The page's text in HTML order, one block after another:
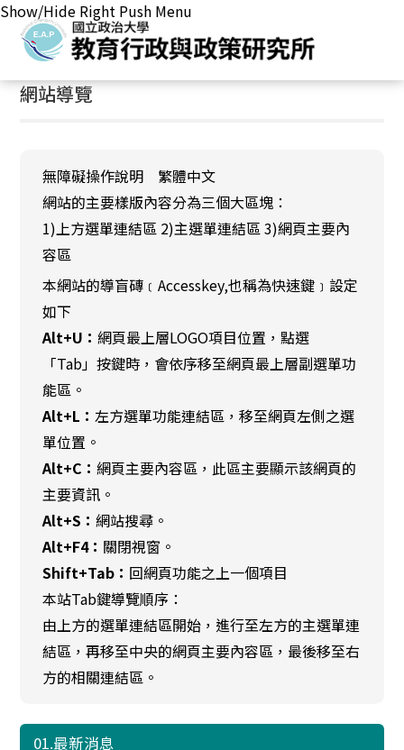
Show/Hide Right Push Menu
首頁/網站導覽
網站導覽
無障礙操作說明 繁體中文
網站的主要樣版內容分為三個大區塊：
1)上方選單連結區 2)主選單連結區 3)網頁主要內
容區
本網站的導盲磚﹝Accesskey,也稱為快速鍵﹞設定
如下
Alt+U：網頁最上層LOGO項目位置，點選
「Tab」按鍵時，會依序移至網頁最上層副選單功
能區。
Alt+L：左方選單功能連結區，移至網頁左側之選
單位置。
Alt+C：網頁主要內容區，此區主要顯示該網頁的
主要資訊。
Alt+S：網站搜尋。
Alt+F4： 關閉視窗。
Shift+Tab： 回網頁功能之上一個項目
本站Tab鍵導覽順序：
由上方的選單連結區開始，進行至左方的主選單連
結區，再移至中央的網頁主要內容區，最後移至右
方的相關連結區。
01.最新消息